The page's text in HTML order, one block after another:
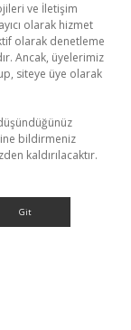
ve İletişim
olarak hizmet
olarak denetleme
Ancak, üyelerimiz
siteye üye olarak
bildirmeniz
kaldırılacaktır.